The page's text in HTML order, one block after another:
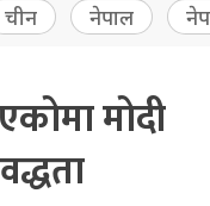
चीन नेपाल
मोदी